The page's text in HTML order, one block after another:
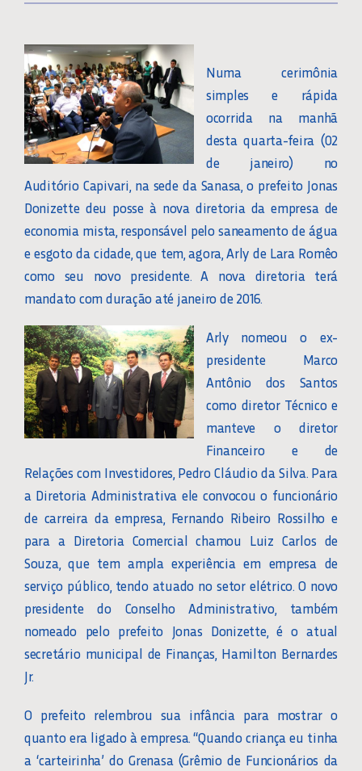
Numa cerimônia
simples e rápida
ocorrida na manhã
desta quarta-feira (02
de janeiro) no
Auditório Capivari, na sede da Sanasa, o prefeito Jonas
Donizette deu posse à nova diretoria da empresa de
economia mista, responsável pelo saneamento de água
e esgoto da cidade, que tem, agora, Arly de Lara Romêo
como seu novo presidente. A nova diretoria terá
mandato com duração até janeiro de 2016.
Arly nomeou o ex-
presidente Marco
Antônio dos Santos
como diretor Técnico e
manteve o diretor
Financeiro e de
Relações com Investidores, Pedro Cláudio da Silva. Para
a Diretoria Administrativa ele convocou o funcionário
de carreira da empresa, Fernando Ribeiro Rossilho e
para a Diretoria Comercial chamou Luiz Carlos de
Souza, que tem ampla experiência em empresa de
serviço público, tendo atuado no setor elétrico. O novo
presidente do Conselho Administrativo, também
nomeado pelo prefeito Jonas Donizette, é o atual
secretário municipal de Finanças, Hamilton Bernardes
Jr.
O prefeito relembrou sua infância para mostrar o
quanto era ligado à empresa. “Quando criança eu tinha
a ‘carteirinha’ do Grenasa (Grêmio de Funcionários da